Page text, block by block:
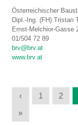
Österreichischer
Dipl.-Ing. (FH) Tristan
Ernst-Melchior-Gasse
01/504 72 89
brv@brv.at
www.brv.at
‹ 1 2
»